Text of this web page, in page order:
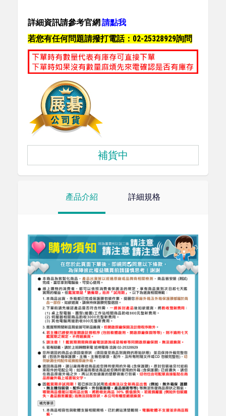
詳細資訊請參考官網:請點我
若您有任何問題請撥打電話：02-25328929詢問
補貨中
產品介紹 詳細規格